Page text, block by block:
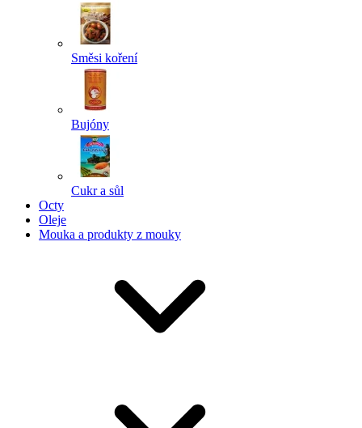
Směsi koření
Bujóny
Cukr a sůl
Octy
Oleje
Mouka a produkty z mouky